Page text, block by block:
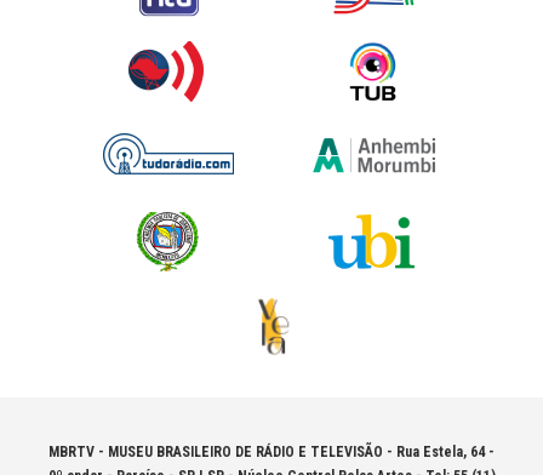
MBRTV - MUSEU BRASILEIRO DE RÁDIO E TELEVISÃO - Rua Estela, 64 -